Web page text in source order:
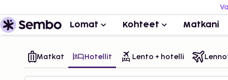
Lomat Kohteet Matkani
Matkat Hotellit Lento + hotelli